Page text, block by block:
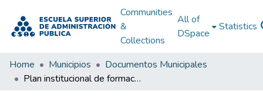
Communities
&
Collections
All of
DSpace
Statistics
Home Municipios
Documentos Municipales
Plan institucional de formación y capacitación